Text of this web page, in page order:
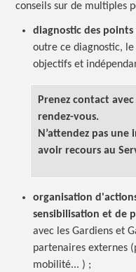
conseils sur de multiples
diagnostic des
outre ce diagnostic,
objectifs et
Prenez contact
rendez-vous.
N’attendez pas
avoir recours au
organisation
sensibilisation et de
avec les Gardiens et
partenaires externes
mobilité... ) ;